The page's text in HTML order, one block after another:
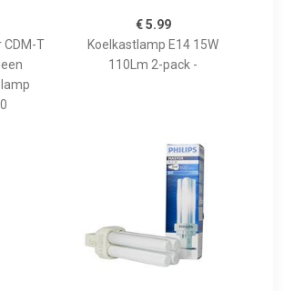
CDM-T
€ 5.99
Koelkastlamp E14 15W
110Lm 2-pack -